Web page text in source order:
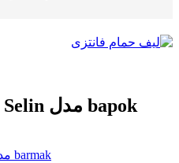
لیف فانتزی حمام برند Selin مدل bapok